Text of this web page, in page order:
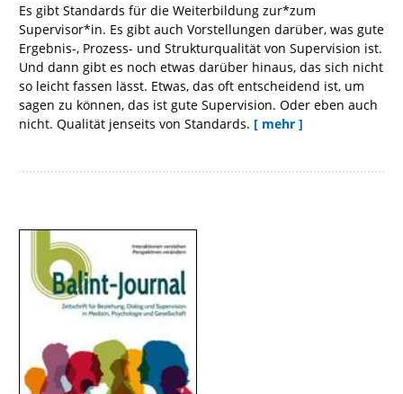
Es gibt Standards für die Weiterbildung zur*zum
Supervisor*in. Es gibt auch Vorstellungen darüber, was gute
Ergebnis-, Prozess- und Strukturqualität von Supervision ist.
Und dann gibt es noch etwas darüber hinaus, das sich nicht
so leicht fassen lässt. Etwas, das oft entscheidend ist, um
sagen zu können, das ist gute Supervision. Oder eben auch
nicht. Qualität jenseits von Standards. [ mehr ]